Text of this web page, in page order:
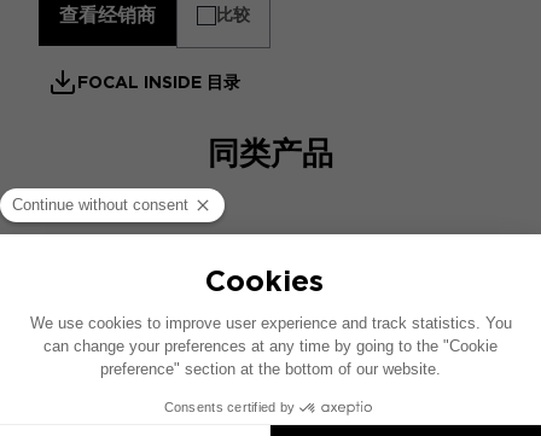
查看经销商 比较
FOCAL INSIDE 目录
同类产品
RCA电缆